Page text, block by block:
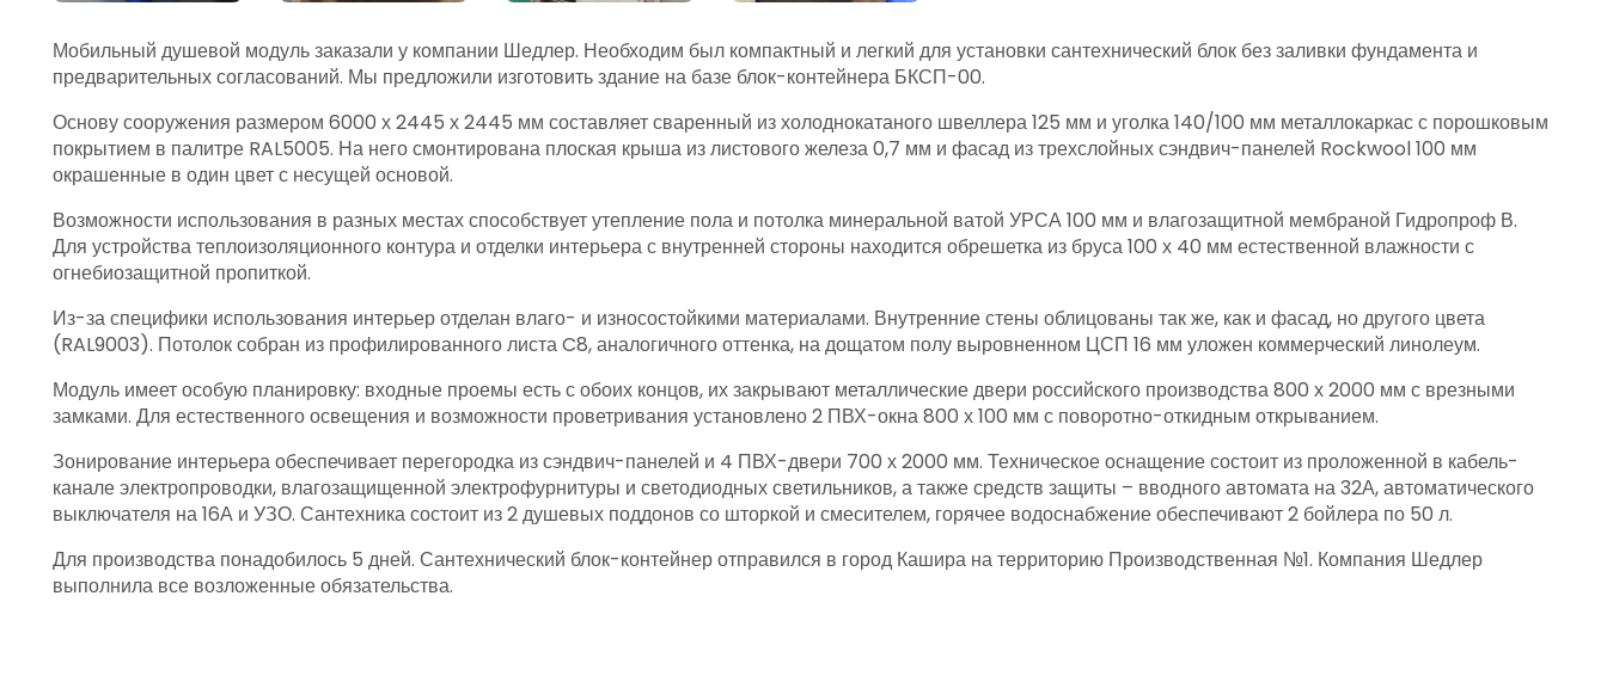
Мобильный душевой модуль заказали у компании Шедлер. Необходим был компактный и легкий для установки сантехнический блок без заливки фундамента и
предварительных согласований. Мы предложили изготовить здание на базе блок-контейнера БКСП-00.
Основу сооружения размером 6000 х 2445 х 2445 мм составляет сваренный из холоднокатаного швеллера 125 мм и уголка 140/100 мм металлокаркас с порошковым
покрытием в палитре RAL5005. На него смонтирована плоская крыша из листового железа 0,7 мм и фасад из трехслойных сэндвич-панелей Rockwool 100 мм
окрашенные в один цвет с несущей основой.
Возможности использования в разных местах способствует утепление пола и потолка минеральной ватой УРСА 100 мм и влагозащитной мембраной Гидропроф В.
Для устройства теплоизоляционного контура и отделки интерьера с внутренней стороны находится обрешетка из бруса 100 х 40 мм естественной влажности с
огнебиозащитной пропиткой.
Из-за специфики использования интерьер отделан влаго- и износостойкими материалами. Внутренние стены облицованы так же, как и фасад, но другого цвета
(RAL9003). Потолок собран из профилированного листа C8, аналогичного оттенка, на дощатом полу выровненном ЦСП 16 мм уложен коммерческий линолеум.
Модуль имеет особую планировку: входные проемы есть с обоих концов, их закрывают металлические двери российского производства 800 х 2000 мм с врезными
замками. Для естественного освещения и возможности проветривания установлено 2 ПВХ-окна 800 х 100 мм с поворотно-откидным открыванием.
Зонирование интерьера обеспечивает перегородка из сэндвич-панелей и 4 ПВХ-двери 700 х 2000 мм. Техническое оснащение состоит из проложенной в кабель-
канале электропроводки, влагозащищенной электрофурнитуры и светодиодных светильников, а также средств защиты – вводного автомата на 32А, автоматического
выключателя на 16А и УЗО. Сантехника состоит из 2 душевых поддонов со шторкой и смесителем, горячее водоснабжение обеспечивают 2 бойлера по 50 л.
Для производства понадобилось 5 дней. Сантехнический блок-контейнер отправился в город Кашира на территорию Производственная №1. Компания Шедлер
выполнила все возложенные обязательства.